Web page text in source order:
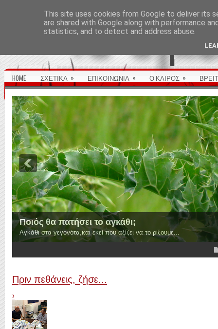
HOME ΣΧΕΤΙΚΑ » ΕΠΙΚΟΙΝΩΝΙΑ » Ο ΚΑΙΡΟΣ »
Ποιός θα πατήσει το αγκάθι;
Αγκάθι στα γεγονότα,και εκεί που αξίζει να το ρίξουμε...
4
Πριν πεθάνεις, ζήσε...
›
This site uses cookies from Google to deliver its
are shared with Google along with performance
statistics, and to detect and address abuse.